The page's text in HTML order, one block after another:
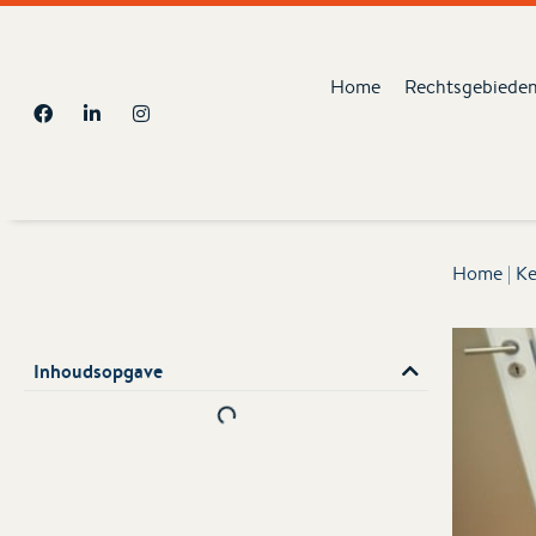
Home
Home |
Inhoudsopgave